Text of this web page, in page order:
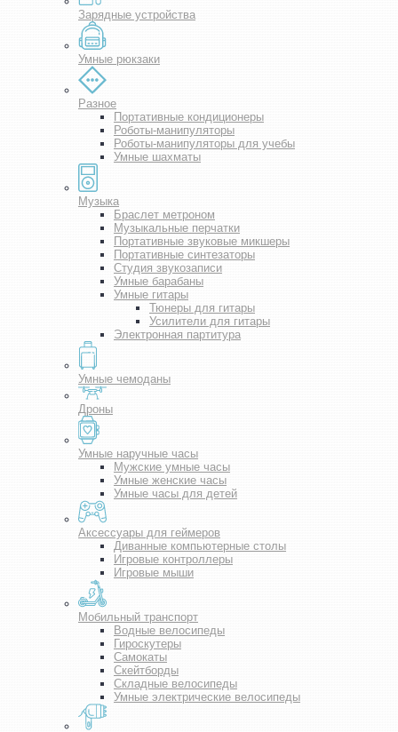
Зарядные устройства
Умные рюкзаки
Разное
Портативные кондиционеры
Роботы-манипуляторы
Роботы-манипуляторы для учебы
Умные шахматы
Музыка
Браслет метроном
Музыкальные перчатки
Портативные звуковые микшеры
Портативные синтезаторы
Студия звукозаписи
Умные барабаны
Умные гитары
Тюнеры для гитары
Усилители для гитары
Электронная партитура
Умные чемоданы
Дроны
Умные наручные часы
Мужские умные часы
Умные женские часы
Умные часы для детей
Аксессуары для геймеров
Диванные компьютерные столы
Игровые контроллеры
Игровые мыши
Мобильный транспорт
Водные велосипеды
Гироскутеры
Самокаты
Скейтборды
Складные велосипеды
Умные электрические велосипеды